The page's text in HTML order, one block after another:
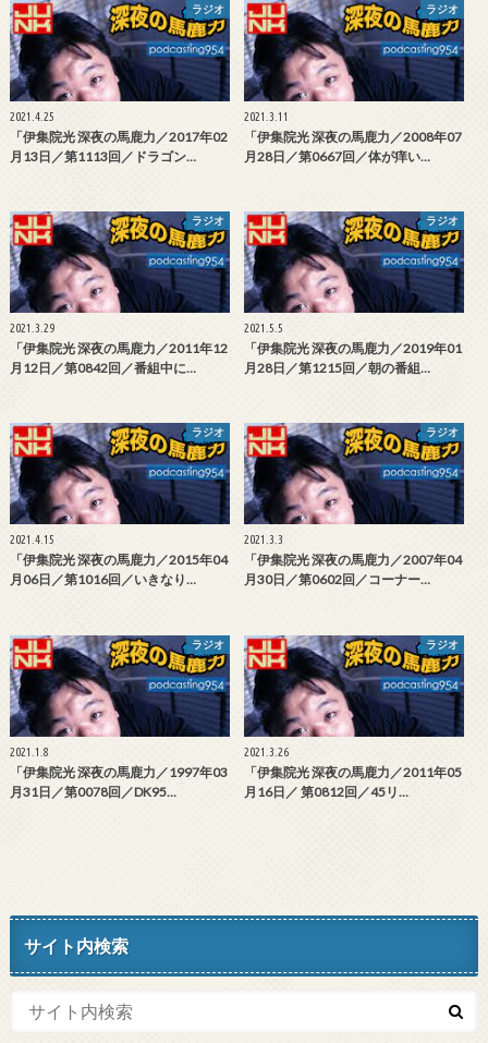
ラジオ
2021.4.25
「伊集院光 深夜の馬鹿力／2017年02
月13日／第1113回／ドラゴン…
ラジオ
2021.3.11
「伊集院光 深夜の馬鹿力／2008年07
月28日／第0667回／体が痒い…
ラジオ
2021.3.29
「伊集院光 深夜の馬鹿力／2011年12
月12日／第0842回／番組中に…
ラジオ
2021.5.5
「伊集院光 深夜の馬鹿力／2019年01
月28日／第1215回／朝の番組…
ラジオ
2021.4.15
「伊集院光 深夜の馬鹿力／2015年04
月06日／第1016回／いきなり…
ラジオ
2021.3.3
「伊集院光 深夜の馬鹿力／2007年04
月30日／第0602回／コーナー…
ラジオ
2021.1.8
「伊集院光 深夜の馬鹿力／1997年03
月31日／第0078回／DK95…
ラジオ
2021.3.26
「伊集院光 深夜の馬鹿力／2011年05
月16日／ 第0812回／45リ…
サイト内検索